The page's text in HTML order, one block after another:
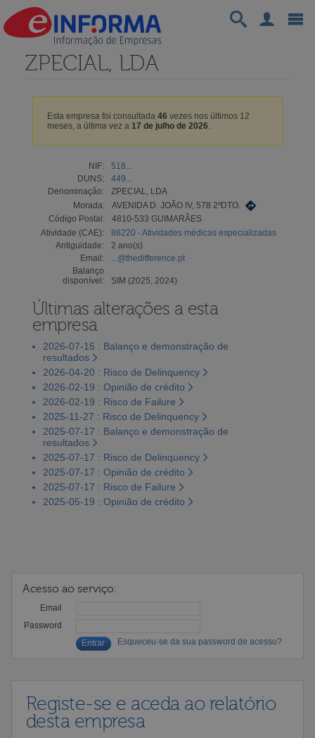
ZPECIAL, LDA
Esta empresa foi consultada 46 vezes nos últimos 12
meses, a última vez a 17 de julho de 2026.
NIF:
518...
DUNS:
449...
Denominação:
ZPECIAL, LDA
Morada:
AVENIDA D. JOÃO IV, 578 2ºDTO.
Código Postal:
4810-533 GUIMARÃES
Atividade (CAE):
86220 - Atividades médicas especializadas
Antiguidade:
2 ano(s)
Email:
...@thedifference.pt
Balanço
disponível:
SIM (2025, 2024)
Últimas alterações a esta
empresa
2026-07-15 : Balanço e demonstração de
resultados
2026-04-20 : Risco de Delinquency
2026-02-19 : Opinião de crédito
2026-02-19 : Risco de Failure
2025-11-27 : Risco de Delinquency
2025-07-17 : Balanço e demonstração de
resultados
2025-07-17 : Risco de Delinquency
2025-07-17 : Opinião de crédito
2025-07-17 : Risco de Failure
2025-05-19 : Opinião de crédito
Acesso ao serviço:
Email
Password
Esqueceu-se da sua password de acesso?
Registe-se e aceda ao relatório
desta empresa